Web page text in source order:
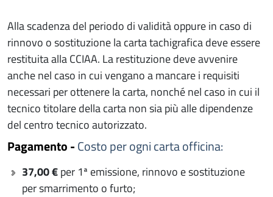
Alla scadenza del periodo di validità oppure in caso di
rinnovo o sostituzione la carta tachigrafica deve essere
restituita alla CCIAA. La restituzione deve avvenire
anche nel caso in cui vengano a mancare i requisiti
necessari per ottenere la carta, nonché nel caso in cui il
tecnico titolare della carta non sia più alle dipendenze
del centro tecnico autorizzato.
Pagamento -Costo per ogni carta officina:
37,00 €per 1ª emissione, rinnovo e sostituzione
per smarrimento o furto;